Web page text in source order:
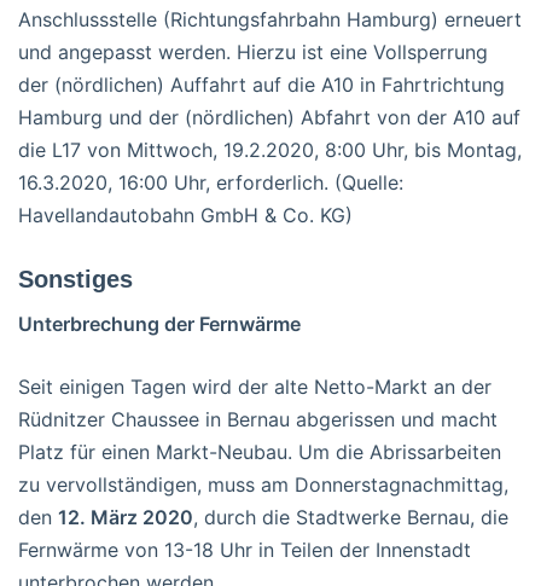
Anschlussstelle (Richtungsfahrbahn Hamburg) erneuert
und angepasst werden. Hierzu ist eine Vollsperrung
der (nördlichen) Auffahrt auf die A10 in Fahrtrichtung
Hamburg und der (nördlichen) Abfahrt von der A10 auf
die L17 von Mittwoch, 19.2.2020, 8:00 Uhr, bis Montag,
16.3.2020, 16:00 Uhr, erforderlich. (Quelle:
Havellandautobahn GmbH & Co. KG)
Sonstiges
Unterbrechung der Fernwärme
Seit einigen Tagen wird der alte Netto-Markt an der
Rüdnitzer Chaussee in Bernau abgerissen und macht
Platz für einen Markt-Neubau. Um die Abrissarbeiten
zu vervollständigen, muss am Donnerstagnachmittag,
den 12. März 2020, durch die Stadtwerke Bernau, die
Fernwärme von 13-18 Uhr in Teilen der Innenstadt